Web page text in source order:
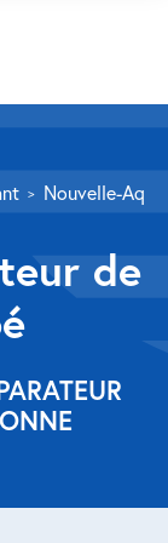
Nouvelle-
de